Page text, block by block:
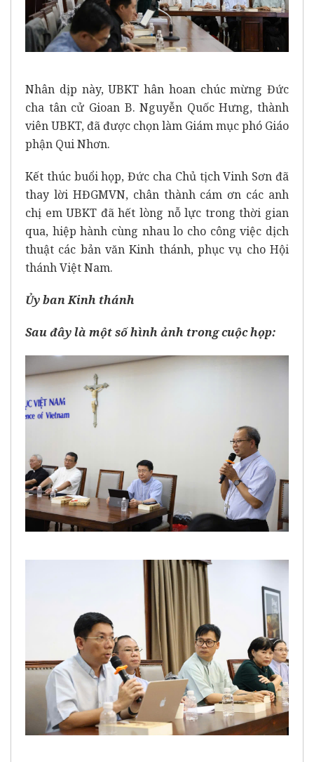
Nhân dịp này, UBKT hân hoan chúc mừng Đức
cha tân cử Gioan B. Nguyễn Quốc Hưng, thành
viên UBKT, đã được chọn làm Giám mục phó Giáo
phận Qui Nhơn.
Kết thúc buổi họp, Đức cha Chủ tịch Vinh Sơn đã
thay lời HĐGMVN, chân thành cám ơn các anh
chị em UBKT đã hết lòng nỗ lực trong thời gian
qua, hiệp hành cùng nhau lo cho công việc dịch
thuật các bản văn Kinh thánh, phục vụ cho Hội
thánh Việt Nam.
Ủy ban Kinh thánh
Sau đây là một số hình ảnh trong cuộc họp: